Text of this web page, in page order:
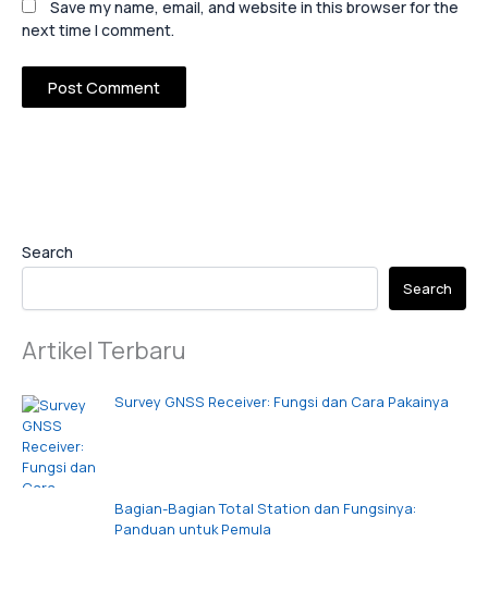
Search
Search
Artikel Terbaru
Survey GNSS Receiver: Fungsi dan Cara Pakainya
Bagian-Bagian Total Station dan Fungsinya:
Panduan untuk Pemula
Save my name, email, and website in this browser for the
next time I comment.